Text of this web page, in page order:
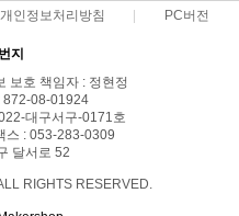
개인정보처리방침 PC버전
지
보호 책임자 : 정현정
872-08-01924
대구서구-0171호
스 : 053-283-0309
달서로 52
RIGHTS RESERVED.